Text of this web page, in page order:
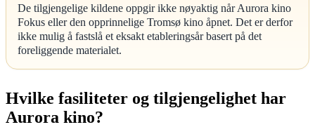
De tilgjengelige kildene oppgir ikke nøyaktig når Aurora kino
Fokus eller den opprinnelige Tromsø kino åpnet. Det er derfor
ikke mulig å fastslå et eksakt etableringsår basert på det
foreliggende materialet.
Hvilke fasiliteter og tilgjengelighet har
Aurora kino?